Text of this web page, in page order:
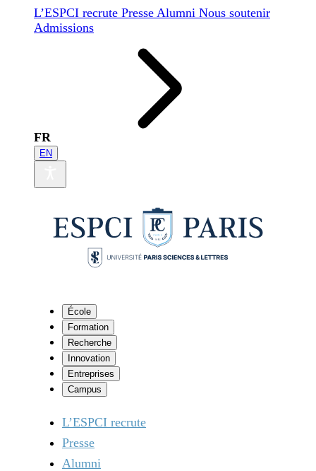
L’ESPCI recrute Presse Alumni Nous soutenir
Admissions
FR
EN
École
Formation
Recherche
Innovation
Entreprises
Campus
L’ESPCI recrute
Presse
Alumni